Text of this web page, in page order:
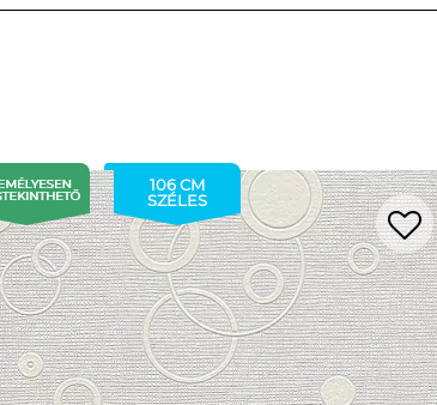
106 CM
SZÉLES